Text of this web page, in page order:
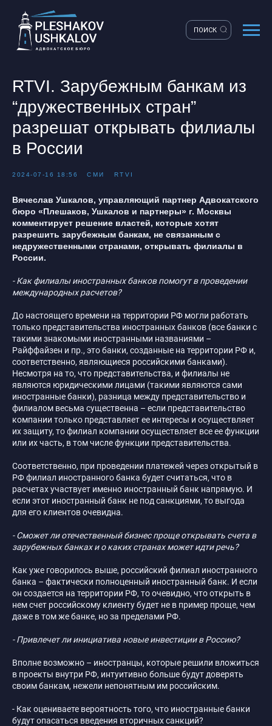
ПОИСК
RTVI. Зарубежным банкам из
“дружественных стран”
разрешат открывать филиалы
в России
2024-07-16 18:56 СМИ RTVI
Вячеслав Ушкалов, управляющий партнер Адвокатского
бюро «Плешаков, Ушкалов и партнеры» г. Москвы
комментирует решение властей, которые хотят
разрешить зарубежным банкам, не связанным с
недружественными странами, открывать филиалы в
России.
- Как филиалы иностранных банков помогут в проведении
международных расчетов?
До настоящего времени на территории РФ могли работать
только представительства иностранных банков (все банки с
такими знакомыми иностранными названиями –
Райффайзен и пр., это банки, созданные на территории РФ и,
соответственно, являющиеся российскими банками).
Несмотря на то, что представительства, и филиалы не
являются юридическими лицами (такими являются сами
иностранные банки), разница между представительство и
филиалом весьма существенна – если представительство
компании только представляет ее интересы и осуществляет
их защиту, то филиал компании осуществляет все ее функции
или их часть, в том числе функции представительства.
Соответственно, при проведении платежей через открытый в
РФ филиал иностранного банка будет считаться, что в
расчетах участвует именно иностранный банк напрямую. И
если этот иностранный банк не под санкциями, то выгода
для его клиентов очевидна.
- Сможет ли отечественный бизнес проще открывать счета в
зарубежных банках и о каких странах может идти речь?
Как уже говорилось выше, российский филиал иностранного
банка – фактически полноценный иностранный банк. И если
он создается на территории РФ, то очевидно, что открыть в
нем счет российскому клиенту будет не в пример проще, чем
даже в том же банке, но за пределами РФ.
- Привлечет ли инициатива новые инвестиции в Россию?
Вполне возможно – иностранцы, которые решили вложиться
в проекты внутри РФ, интуитивно больше будут доверять
своим банкам, нежели непонятным им российским.
- Как оцениваете вероятность того, что иностранные банки
будут опасаться введения вторичных санкций?